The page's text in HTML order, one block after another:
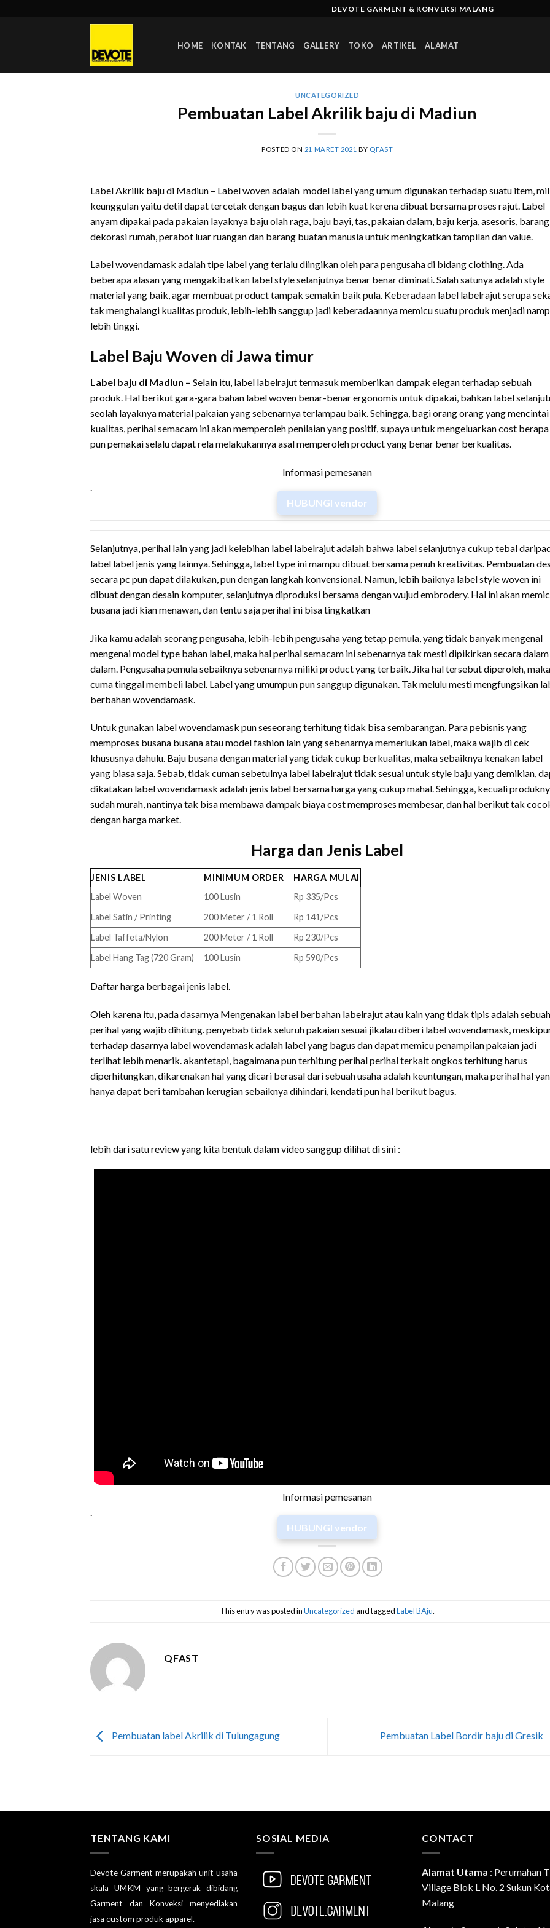
DEVOTE GARMENT & KONVEKSI MALANG
HOME KONTAK TENTANG GALLERY TOKO ARTIKEL ALAMAT
UNCATEGORIZED
Pembuatan Label Akrilik baju di Madiun
POSTED ON 21 MARET 2021 BY QFAST
Label Akrilik baju di Madiun – Label woven adalah model label yang umum digunakan terhadap suatu item,
keunggulan yaitu detil dapat tercetak dengan bagus dan lebih kuat kerena dibuat bersama proses rajut. Label
anyam dipakai pada pakaian layaknya baju olah raga, baju bayi, tas, pakaian dalam, baju kerja, asesoris, barang
dekorasi rumah, perabot luar ruangan dan barang buatan manusia untuk meningkatkan tampilan dan value.
Label wovendamask adalah tipe label yang terlalu diingikan oleh para pengusaha di bidang clothing. Ada
beberapa alasan yang mengakibatkan label style selanjutnya benar benar diminati. Salah satunya adalah style
material yang baik, agar membuat product tampak semakin baik pula. Keberadaan label labelrajut serupa
tak menghalangi kualitas produk, lebih-lebih sanggup jadi keberadaannya memicu suatu produk menjadi
lebih tinggi.
Label Baju Woven di Jawa timur
Label baju di Madiun – Selain itu, label labelrajut termasuk memberikan dampak elegan terhadap sebuah
produk. Hal berikut gara-gara bahan label woven benar-benar ergonomis untuk dipakai, bahkan label
seolah layaknya material pakaian yang sebenarnya terlampau baik. Sehingga, bagi orang orang yang mencintai
kualitas, perihal semacam ini akan memperoleh penilaian yang positif, supaya untuk mengeluarkan cost berapa
pun pemakai selalu dapat rela melakukannya asal memperoleh product yang benar benar berkualitas.
Informasi pemesanan
HUBUNGI vendor
Selanjutnya, perihal lain yang jadi kelebihan label labelrajut adalah bahwa label selanjutnya cukup tebal
label label jenis yang lainnya. Sehingga, label type ini mampu dibuat bersama penuh kreativitas. Pembuatan
secara pc pun dapat dilakukan, pun dengan langkah konvensional. Namun, lebih baiknya label style woven ini
dibuat dengan desain komputer, selanjutnya diproduksi bersama dengan wujud embrodery. Hal ini akan
busana jadi kian menawan, dan tentu saja perihal ini bisa tingkatkan
Jika kamu adalah seorang pengusaha, lebih-lebih pengusaha yang tetap pemula, yang tidak banyak mengenal
mengenai model type bahan label, maka hal perihal semacam ini sebenarnya tak mesti dipikirkan secara dalam
dalam. Pengusaha pemula sebaiknya sebenarnya miliki product yang terbaik. Jika hal tersebut diperoleh, maka
cuma tinggal membeli label. Label yang umumpun pun sanggup digunakan. Tak melulu mesti mengfungsikan
berbahan wovendamask.
Untuk gunakan label wovendamask pun seseorang terhitung tidak bisa sembarangan. Para pebisnis yang
memproses busana busana atau model fashion lain yang sebenarnya memerlukan label, maka wajib di cek
khususnya dahulu. Baju busana dengan material yang tidak cukup berkualitas, maka sebaiknya kenakan label
yang biasa saja. Sebab, tidak cuman sebetulnya label labelrajut tidak sesuai untuk style baju yang demikian,
dikatakan label wovendamask adalah jenis label bersama harga yang cukup mahal. Sehingga, kecuali
sudah murah, nantinya tak bisa membawa dampak biaya cost memproses membesar, dan hal berikut tak
dengan harga market.
Harga dan Jenis Label
JENIS LABEL MINIMUM ORDER
HARGA MULAI
Label Woven
100 Lusin
Rp 335/Pcs
Label Satin / Printing
200 Meter / 1 Roll
Rp 141/Pcs
Label Taffeta/Nylon
200 Meter / 1 Roll
Rp 230/Pcs
Label Hang Tag (720 Gram)
100 Lusin Rp 590/Pcs
Daftar harga berbagai jenis label.
Oleh karena itu, pada dasarnya Mengenakan label berbahan labelrajut atau kain yang tidak tipis adalah sebuah
perihal yang wajib dihitung. penyebab tidak seluruh pakaian sesuai jikalau diberi label wovendamask,
terhadap dasarnya label wovendamask adalah label yang bagus dan dapat memicu penampilan pakaian jadi
terlihat lebih menarik. akantetapi, bagaimana pun terhitung perihal perihal terkait ongkos terhitung harus
diperhitungkan, dikarenakan hal yang dicari berasal dari sebuah usaha adalah keuntungan, maka perihal hal
hanya dapat beri tambahan kerugian sebaiknya dihindari, kendati pun hal berikut bagus.
lebih dari satu review yang kita bentuk dalam video sanggup dilihat di sini :
Informasi pemesanan
.
HUBUNGI vendor
This entry was posted inUncategorizedand taggedLabel BAju.
QFAST
Pembuatan label Akrilik di Tulungagung Pembuatan Label Bordir baju di Gresik
TENTANG KAMI
Devote Garment merupakah unit usaha
skala UMKM yang bergerak dibidang
Garment dan Konveksi menyediakan
jasa custom produk apparel.
SOSIAL MEDIA CONTACT
Alamat Utama : Perumahan
Village Blok L No. 2 Sukun
Malang